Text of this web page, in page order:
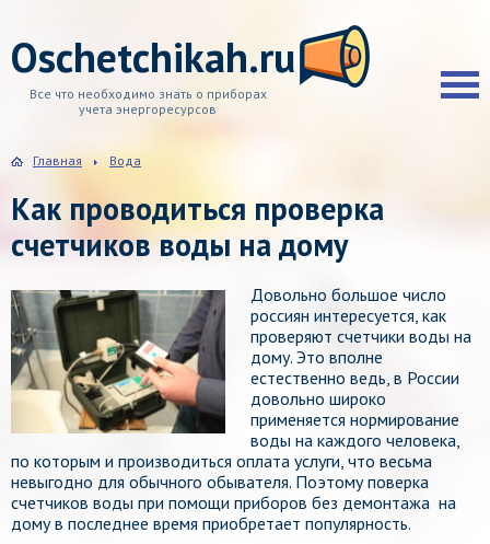
Oschetchikah.ru
Все что необходимо знать о приборах
учета энергоресурсов
Главная Вода
Как проводиться проверка
счетчиков воды на дому
Довольно большое число
россиян интересуется, как
проверяют счетчики воды на
дому. Это вполне
естественно ведь, в России
довольно широко
применяется нормирование
воды на каждого человека,
по которым и производиться оплата услуги, что весьма
невыгодно для обычного обывателя. Поэтому поверка
счетчиков воды при помощи приборов без демонтажа на
дому в последнее время приобретает популярность.